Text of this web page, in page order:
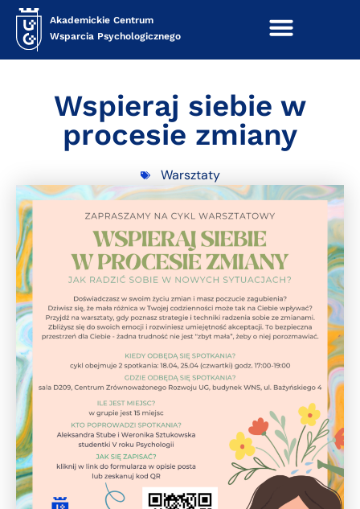
Akademickie Centrum
Wsparcia Psychologicznego
Wspieraj siebie w
procesie zmiany
Warsztaty